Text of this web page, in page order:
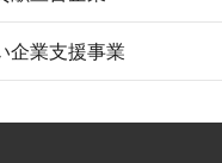
企業支援事業